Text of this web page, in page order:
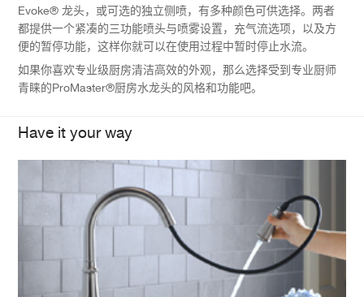
Evoke® 龙头，或可选的独立侧喷，有多种颜色可供选择。两者
都提供一个紧凑的三功能喷头与喷雾设置，充气流选项，以及方
便的暂停功能，这样你就可以在使用过程中暂时停止水流。
如果你喜欢专业级厨房清洁高效的外观，那么选择受到专业厨师
青睐的ProMaster®厨房水龙头的风格和功能吧。
Have it your way